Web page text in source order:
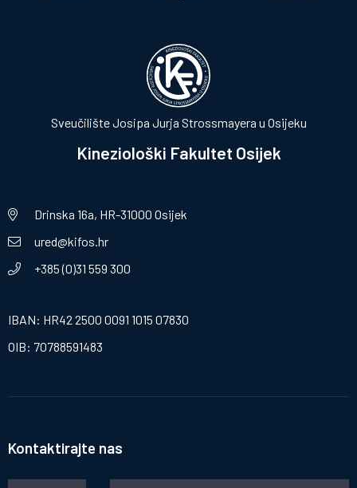
Sveučilište Josipa Jurja Strossmayera u Osijeku
Kineziološki Fakultet Osijek
Drinska 16a, HR-31000 Osijek
ured@kifos.hr
+385 (0)31 559 300
IBAN: HR42 2500 0091 1015 07830
OIB: 70788591483
Kontaktirajte nas